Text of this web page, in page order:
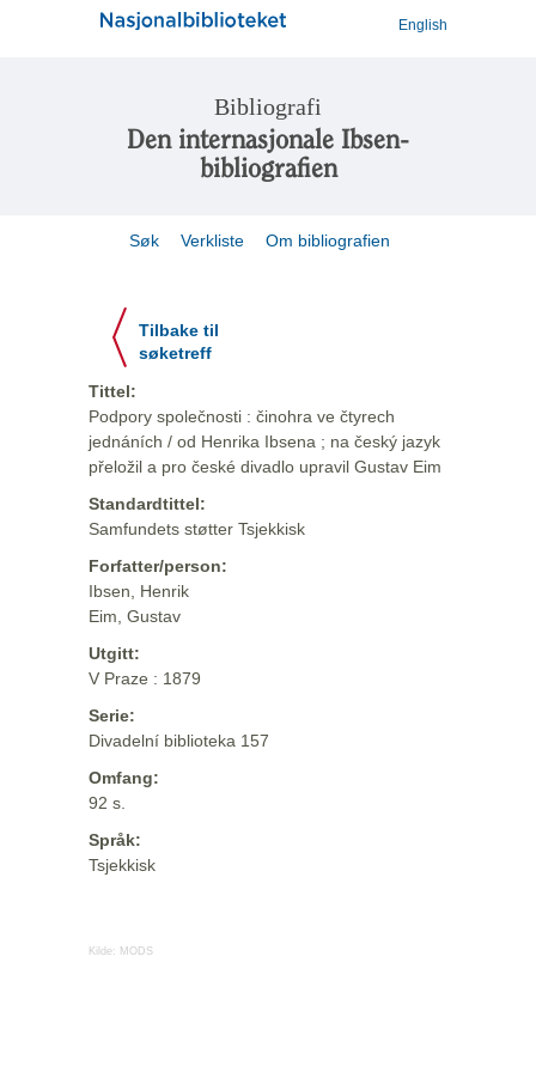
English
Bibliografi
Den internasjonale Ibsen-
bibliografien
Søk Verkliste Om bibliografien
Tilbake til
søketreff
Tittel:
Podpory společnosti : činohra ve čtyrech
jednáních / od Henrika Ibsena ; na český jazyk
přeložil a pro české divadlo upravil Gustav Eim
Standardtittel:
Samfundets støtter Tsjekkisk
Forfatter/person:
Ibsen, Henrik
Eim, Gustav
Utgitt:
V Praze : 1879
Serie:
Divadelní biblioteka 157
Omfang:
92 s.
Språk:
Tsjekkisk
Kilde: MODS